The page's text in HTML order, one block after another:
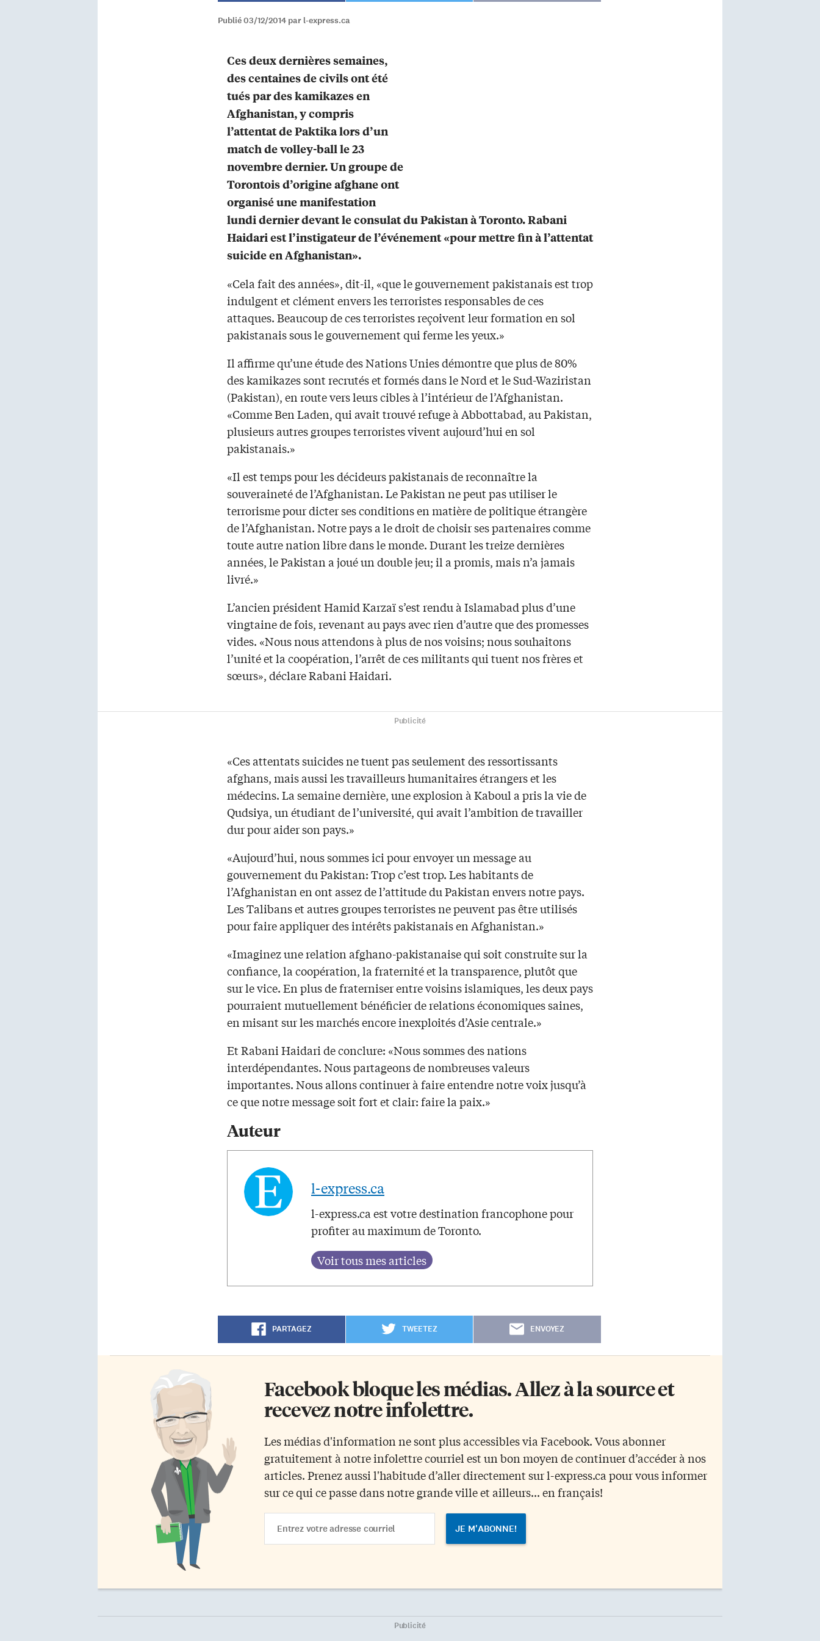
Publié 03/12/2014 par l-express.ca
Ces deux dernières semaines,
des centaines de civils ont été
tués par des kamikazes en
Afghanistan, y compris
l’attentat de Paktika lors d’un
match de volley-ball le 23
novembre dernier. Un groupe de
Torontois d’origine afghane ont
organisé une manifestation
lundi dernier devant le consulat du Pakistan à Toronto. Rabani
Haidari est l’instigateur de l’événement «pour mettre fin à l’attentat
suicide en Afghanistan».
«Cela fait des années», dit-il, «que le gouvernement pakistanais est trop
indulgent et clément envers les terroristes responsables de ces
attaques. Beaucoup de ces terroristes reçoivent leur formation en sol
pakistanais sous le gouvernement qui ferme les yeux.»
Il affirme qu’une étude des Nations Unies démontre que plus de 80%
des kamikazes sont recrutés et formés dans le Nord et le Sud-Waziristan
(Pakistan), en route vers leurs cibles à l’intérieur de l’Afghanistan.
«Comme Ben Laden, qui avait trouvé refuge à Abbottabad, au Pakistan,
plusieurs autres groupes terroristes vivent aujourd’hui en sol
pakistanais.»
«Il est temps pour les décideurs pakistanais de reconnaître la
souveraineté de l’Afghanistan. Le Pakistan ne peut pas utiliser le
terrorisme pour dicter ses conditions en matière de politique étrangère
de l’Afghanistan. Notre pays a le droit de choisir ses partenaires comme
toute autre nation libre dans le monde. Durant les treize dernières
années, le Pakistan a joué un double jeu; il a promis, mais n’a jamais
livré.»
L’ancien président Hamid Karzaï s’est rendu à Islamabad plus d’une
vingtaine de fois, revenant au pays avec rien d’autre que des promesses
vides. «Nous nous attendons à plus de nos voisins; nous souhaitons
l’unité et la coopération, l’arrêt de ces militants qui tuent nos frères et
sœurs», déclare Rabani Haidari.
Publicité
«Ces attentats suicides ne tuent pas seulement des ressortissants
afghans, mais aussi les travailleurs humanitaires étrangers et les
médecins. La semaine dernière, une explosion à Kaboul a pris la vie de
Qudsiya, un étudiant de l’université, qui avait l’ambition de travailler
dur pour aider son pays.»
«Aujourd’hui, nous sommes ici pour envoyer un message au
gouvernement du Pakistan: Trop c’est trop. Les habitants de
l’Afghanistan en ont assez de l’attitude du Pakistan envers notre pays.
Les Talibans et autres groupes terroristes ne peuvent pas être utilisés
pour faire appliquer des intérêts pakistanais en Afghanistan.»
«Imaginez une relation afghano-pakistanaise qui soit construite sur la
confiance, la coopération, la fraternité et la transparence, plutôt que
sur le vice. En plus de fraterniser entre voisins islamiques, les deux pays
pourraient mutuellement bénéficier de relations économiques saines,
en misant sur les marchés encore inexploités d’Asie centrale.»
Et Rabani Haidari de conclure: «Nous sommes des nations
interdépendantes. Nous partageons de nombreuses valeurs
importantes. Nous allons continuer à faire entendre notre voix jusqu’à
ce que notre message soit fort et clair: faire la paix.»
Auteur
l-express.ca
l-express.ca est votre destination francophone pour
profiter au maximum de Toronto.
PARTAGEZ TWEETEZ ENVOYEZ
Facebook bloque les médias. Allez à la source et
recevez notre infolettre.
Les médias d'information ne sont plus accessibles via Facebook. Vous abonner
gratuitement à notre infolettre courriel est un bon moyen de continuer d’accéder à nos
articles. Prenez aussi l'habitude d’aller directement sur l-express.ca pour vous informer
sur ce qui ce passe dans notre grande ville et ailleurs... en français!
Address
Publicité